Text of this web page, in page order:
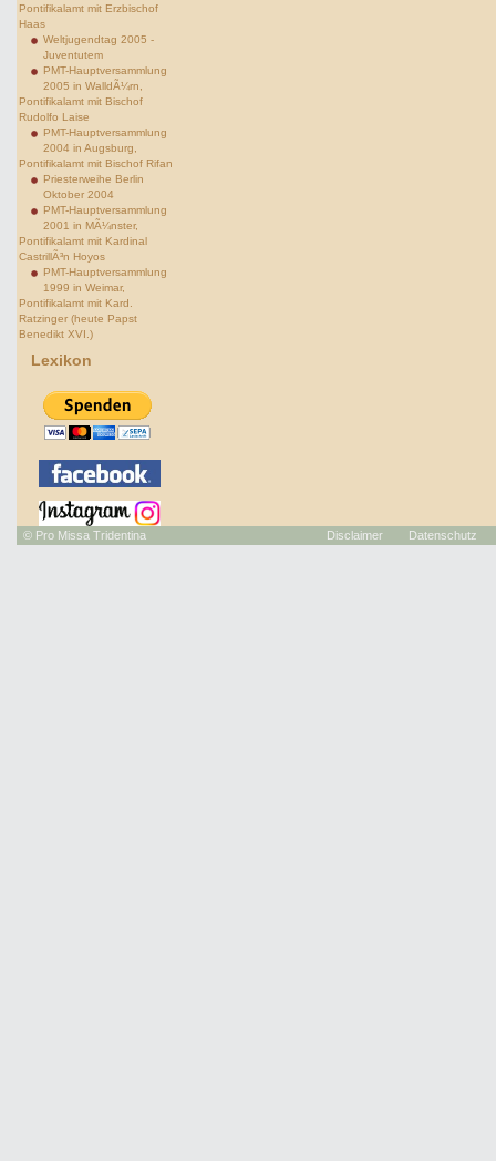
Pontifikalamt mit Erzbischof
Haas
Weltjugendtag 2005 -
Juventutem
PMT-Hauptversammlung
2005 in WalldÃ¼rn,
Pontifikalamt mit Bischof
Rudolfo Laise
PMT-Hauptversammlung
2004 in Augsburg,
Pontifikalamt mit Bischof Rifan
Priesterweihe Berlin
Oktober 2004
PMT-Hauptversammlung
2001 in MÃ¼nster,
Pontifikalamt mit Kardinal
CastrillÃ³n Hoyos
PMT-Hauptversammlung
1999 in Weimar,
Pontifikalamt mit Kard.
Ratzinger (heute Papst
Benedikt XVI.)
Lexikon
© Pro Missa Tridentina Disclaimer Datenschutz